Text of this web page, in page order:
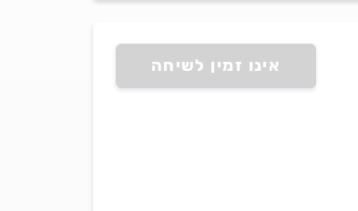
אינו זמין לשיחה